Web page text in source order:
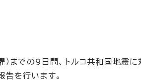
までの9日間、トルコ共和国地震
を行います。